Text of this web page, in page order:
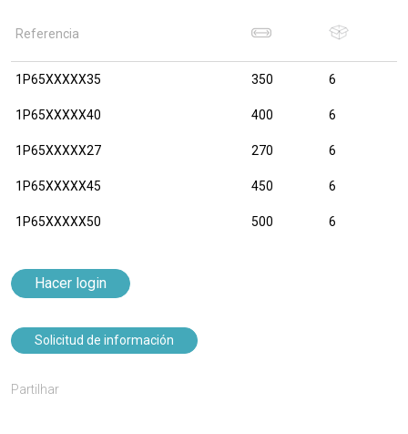
Referencia
1P65XXXXX35 350 6
1P65XXXXX40 400 6
1P65XXXXX27 270 6
1P65XXXXX45 450 6
1P65XXXXX50 500 6
Hacer login
Solicitud de información
Partilhar